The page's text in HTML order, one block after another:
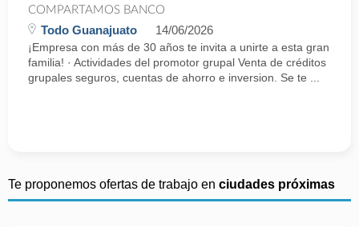
COMPARTAMOS BANCO
Todo Guanajuato 14/06/2026
¡Empresa con más de 30 años te invita a unirte a esta gran
familia! · Actividades del promotor grupal Venta de créditos
grupales seguros, cuentas de ahorro e inversion. Se te ...
Te proponemos ofertas de trabajo en ciudades próximas